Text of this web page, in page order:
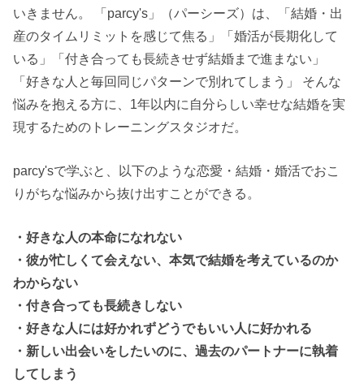
いきません。 「parcy's」（パーシーズ）は、「結婚・出
産のタイムリミットを感じて焦る」「婚活が長期化して
いる」「付き合っても長続きせず結婚まで進まない」
「好きな人と毎回同じパターンで別れてしまう」 そんな
悩みを抱える方に、1年以内に自分らしい幸せな結婚を実
現するためのトレーニングスタジオだ。
parcy'sで学ぶと、以下のような恋愛・結婚・婚活でおこ
りがちな悩みから抜け出すことができる。
・好きな人の本命になれない
・彼が忙しくて会えない、本気で結婚を考えているのか
わからない
・付き合っても長続きしない
・好きな人には好かれずどうでもいい人に好かれる
・新しい出会いをしたいのに、過去のパートナーに執着
してしまう